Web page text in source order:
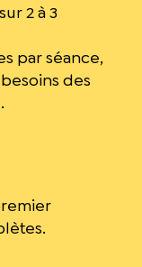
2 à 3
par séance,
des